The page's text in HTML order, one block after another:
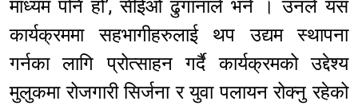
माध्यम पनि हो’, सीईओ ढुंगानाले भने । उनले यस
कार्यक्रममा सहभागीहरुलाई थप उद्यम स्थापना
गर्नका लागि प्रोत्साहन गर्दै कार्यक्रमको उद्देश्य
मुलुकमा रोजगारी सिर्जना र युवा पलायन रोक्नु रहेको